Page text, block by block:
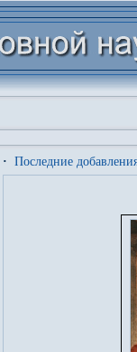
· Последние